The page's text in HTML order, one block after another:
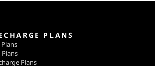
PLANS
Plans
Plans